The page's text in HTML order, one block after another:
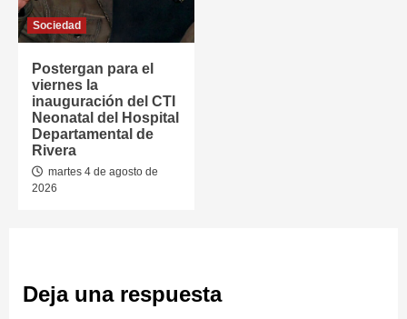
Sociedad
Postergan para el
viernes la
inauguración del CTI
Neonatal del Hospital
Departamental de
Rivera
martes 4 de agosto de
2026
Deja una respuesta